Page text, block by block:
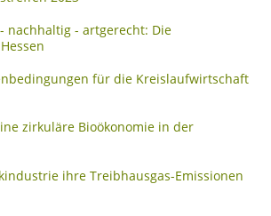
nachhaltig - artgerecht: Die
für die Kreislaufwirtschaft
zirkuläre Bioökonomie in der
ihre Treibhausgas-Emissionen